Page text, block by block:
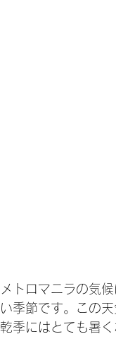
メトロマニラの気
い季節です。この
乾季にはとても暑